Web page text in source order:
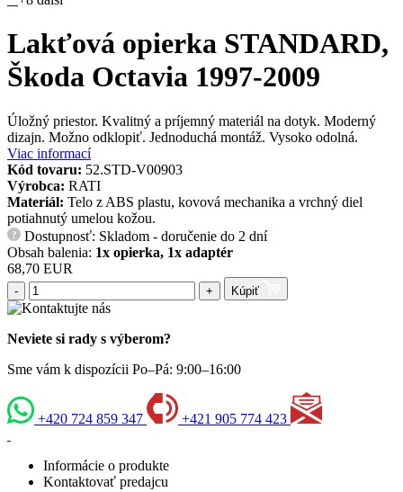
Lakťová opierka STANDARD,
Škoda Octavia 1997-2009
Úložný priestor. Kvalitný a príjemný materiál na dotyk. Moderný
dizajn. Možno odklopiť. Jednoduchá montáž. Vysoko odolná.
Viac informací
Kód tovaru: 52.STD-V00903
Výrobca: RATI
Materiál: Telo z ABS plastu, kovová mechanika a vrchný diel
potiahnutý umelou kožou.
?
Dostupnosť: Skladom - doručenie do 2 dní
Obsah balenia: 1x opierka, 1x adaptér
68,70 EUR
- + Kúpiť
Neviete si rady s výberom?
Sme vám k dispozícii Po–Pá: 9:00–16:00
+420 724 859 347 +421 905 774 423
Informácie o produkte
Kontaktovať predajcu